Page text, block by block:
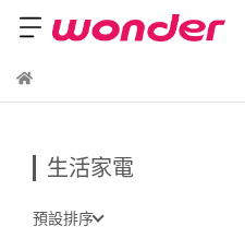
生活家電
預設排序